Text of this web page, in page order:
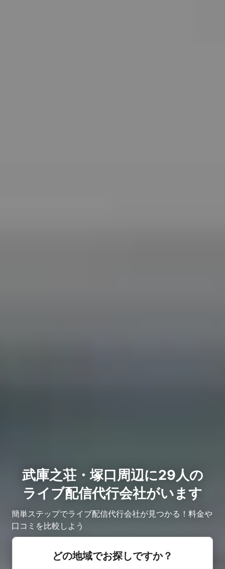
武庫之荘・塚口周辺に29人の
ライブ配信代行会社がいます
簡単ステップでライブ配信代行会社が見つかる！料金や
口コミを比較しよう
どの地域でお探しですか？